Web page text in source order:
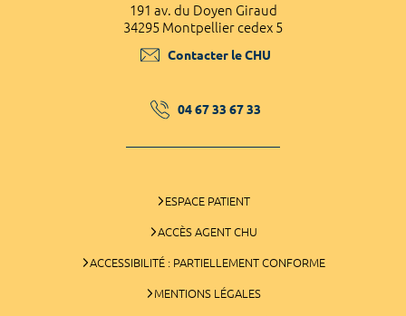
191 av. du Doyen Giraud
34295 Montpellier cedex 5
Contacter le CHU
04 67 33 67 33
ESPACE PATIENT
ACCÈS AGENT CHU
ACCESSIBILITÉ : PARTIELLEMENT CONFORME
MENTIONS LÉGALES